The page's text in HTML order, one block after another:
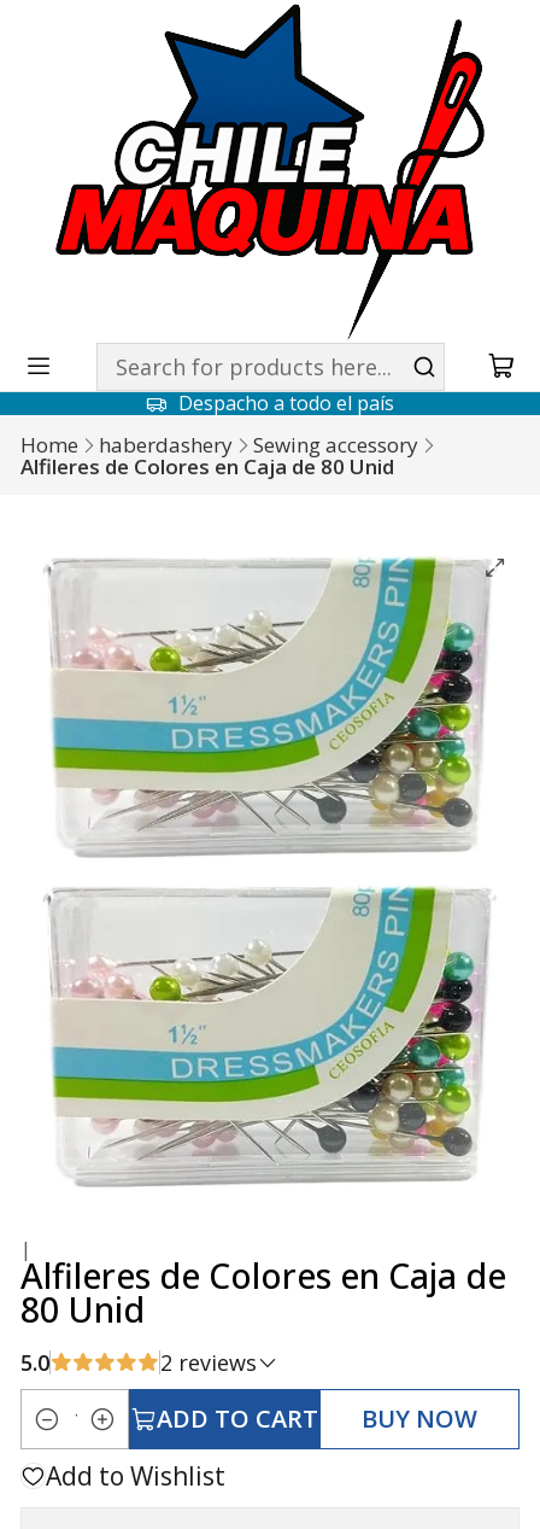
Despacho a todo el país
Home haberdashery Sewing accessory
Alfileres de Colores en Caja de 80 Unid
|
Alfileres de Colores en Caja de
80 Unid
5.0 2 reviews
Quantity
ADD TO CART BUY NOW
Add to Wishlist